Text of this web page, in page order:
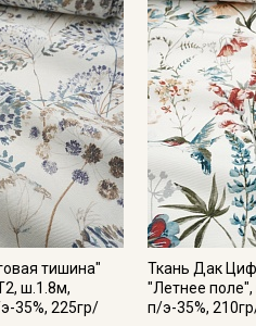
тишина"
ш.1.8м,
35%, 225гр/
Ткань Дак
"Летнее
п/э-35%,